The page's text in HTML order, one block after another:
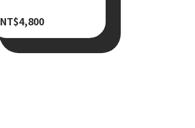
NT$4,800